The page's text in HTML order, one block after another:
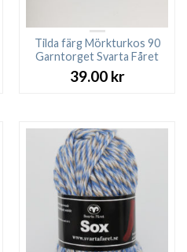
kr.
Tilda färg Mörkturkos 90
Garntorget Svarta Fåret
39.00 kr